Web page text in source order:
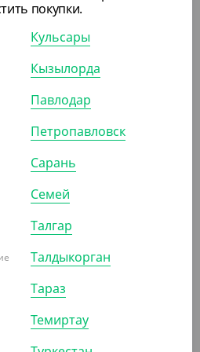
мл, Pure craft, без крышки
мл, крафт
покупки.
Кульсары
Кызылорда
Павлодар
Петропавловск
Сарань
Семей
Талгар
Талдыкорган
Тараз
Темиртау